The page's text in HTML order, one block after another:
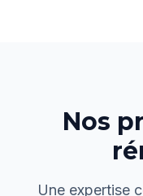
Nos
Une expertise